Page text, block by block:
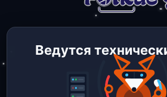
Ведутся